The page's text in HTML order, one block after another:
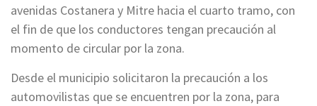
avenidas Costanera y Mitre hacia el cuarto tramo, con
el fin de que los conductores tengan precaución al
momento de circular por la zona.
Desde el municipio solicitaron la precaución a los
automovilistas que se encuentren por la zona, para